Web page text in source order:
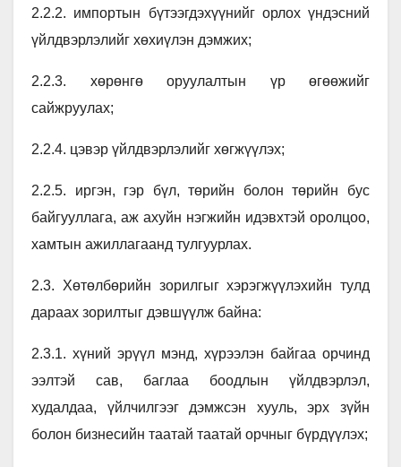
2.2.2. импортын бүтээгдэхүүнийг орлох үндэсний
үйлдвэрлэлийг хөхиүлэн дэмжих;
2.2.3. хөрөнгө оруулалтын үр өгөөжийг
сайжруулах;
2.2.4. цэвэр үйлдвэрлэлийг хөгжүүлэх;
2.2.5. иргэн, гэр бүл, төрийн болон төрийн бус
байгууллага, аж ахуйн нэгжийн идэвхтэй оролцоо,
хамтын ажиллагаанд тулгуурлах.
2.3. Хөтөлбөрийн зорилгыг хэрэгжүүлэхийн тулд
дараах зорилтыг дэвшүүлж байна:
2.3.1. хүний эрүүл мэнд, хүрээлэн байгаа орчинд
ээлтэй сав, баглаа боодлын үйлдвэрлэл,
худалдаа, үйлчилгээг дэмжсэн хууль, эрх зүйн
болон бизнесийн таатай таатай орчныг бүрдүүлэх;